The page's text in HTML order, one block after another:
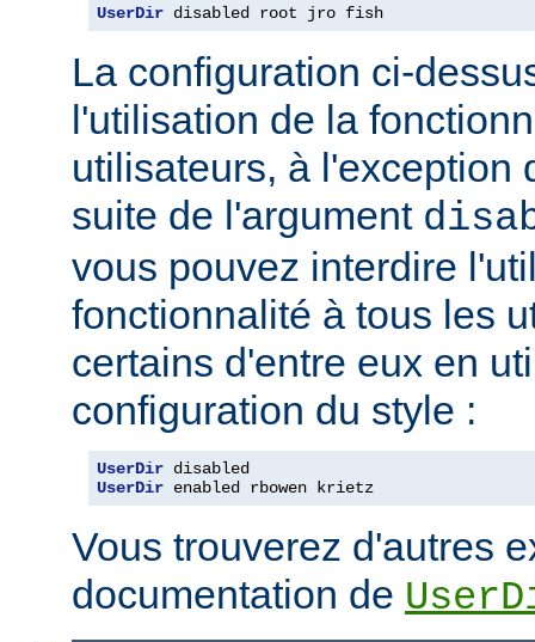
UserDir disabled root jro fish
La configuration ci-
l'utilisation de la
utilisateurs, à l'exception
suite de l'argument
vous pouvez interdire
fonctionnalité à tous les
certains d'entre eux en
configuration du style :
UserDir
UserDir enabled rbowen krietz
Vous trouverez d'autres
documentation de